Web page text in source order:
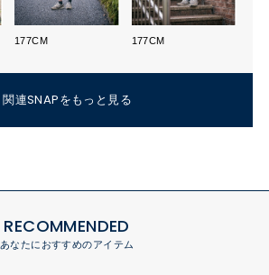
177CM 177CM
関連SNAPをもっと見る
RECOMMENDED
あなたにおすすめのアイテム